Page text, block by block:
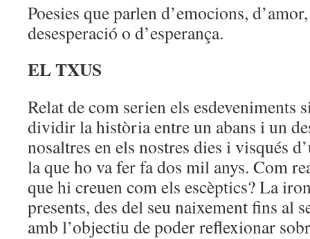
Poesies que parlen d’emocions,
desesperació o d’esperança.
EL TXUS
Relat de com serien els esdeveniments
dividir la història entre un abans i un
nosaltres en els nostres dies i visqués
la que ho va fer fa dos mil anys. Com
que hi creuen com els escèptics? La
presents, des del seu naixement fins al
amb l’objectiu de poder reflexionar